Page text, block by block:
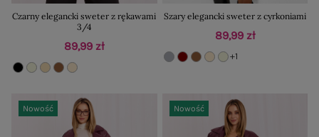
Czarny elegancki sweter z rękawami
3/4
89,99 zł
Szary elegancki sweter z cyrkoniami
89,99 zł
+1
Nowość Nowość